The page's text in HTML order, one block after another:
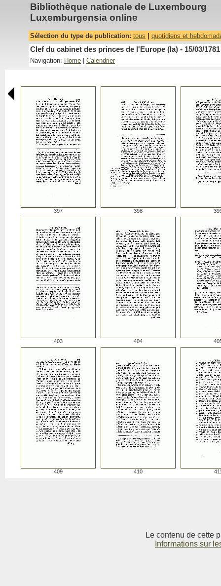
Bibliothèque nationale de Luxembourg
Luxemburgensia online
Sélection du type de publication: tous quotidiens et
Clef du cabinet des princes de l'Europe (la) - 15/03/1781
Navigation: Home Calendrier
397 398
403 404
409 410
Le contenu de cette
Informations sur